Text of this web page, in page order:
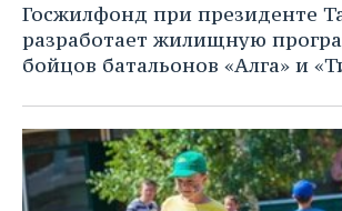
Госжилфонд при президенте
разработает жилищную
бойцов батальонов «Алга» и